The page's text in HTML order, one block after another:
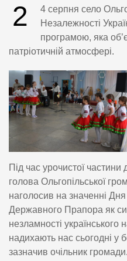
2
4 серпня село
Незалежності
програмою, яка
патріотичній атмосфері.
Під час урочистої частини
голова Ольгопільської
наголосив на значенні
Державного Прапора як
незламності українського
надихають нас сьогодні у
зазначив очільник громади.